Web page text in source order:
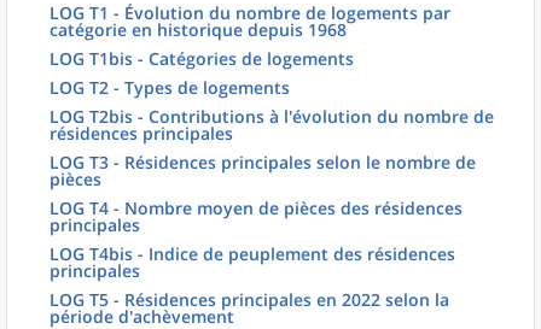
LOG T1 - Évolution du nombre de logements par
catégorie en historique depuis 1968
LOG T1bis - Catégories de logements
LOG T2 - Types de logements
LOG T2bis - Contributions à l'évolution du nombre de
résidences principales
LOG T3 - Résidences principales selon le nombre de
pièces
LOG T4 - Nombre moyen de pièces des résidences
principales
LOG T4bis - Indice de peuplement des résidences
principales
LOG T5 - Résidences principales en 2022 selon la
période d'achèvement